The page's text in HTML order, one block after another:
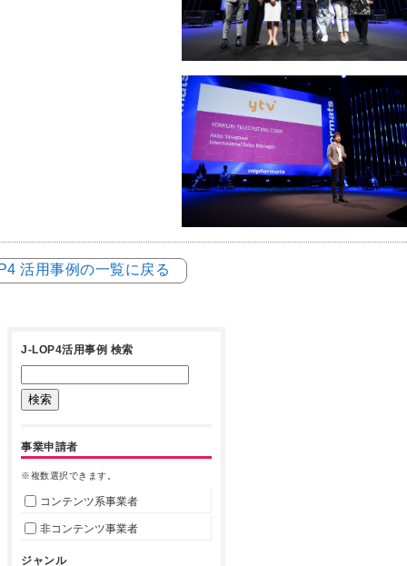
活用事例の一覧に戻る
J-LOP4活用事例 検索
事業申請者
※複数選択できます。
コンテンツ系事業者
非コンテンツ事業者
ジャンル